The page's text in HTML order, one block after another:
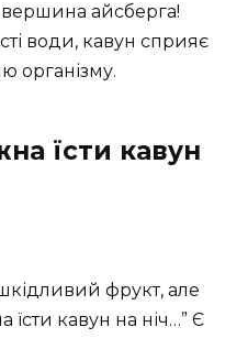
айсберга!
води, кавун сприяє
організму.
їсти кавун
фрукт, але
кавун на ніч…” Є